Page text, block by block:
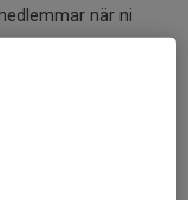
när ni